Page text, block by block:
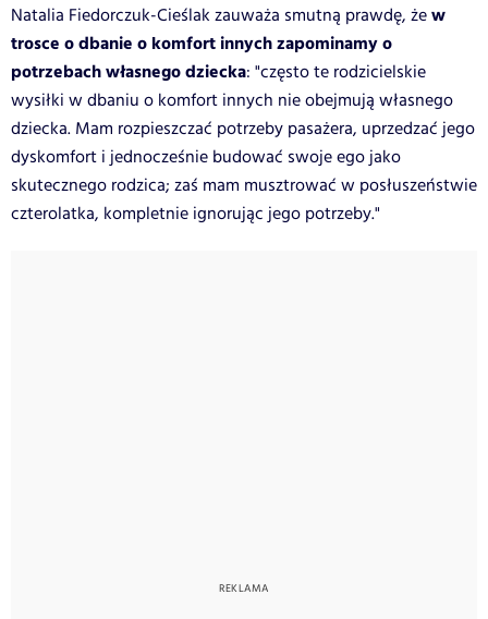
Natalia Fiedorczuk-Cieślak zauważa smutną prawdę, żew
trosce o dbanie o komfort innych zapominamy o
potrzebach własnego dziecka: "często te rodzicielskie
wysiłki w dbaniu o komfort innych nie obejmują własnego
dziecka. Mam rozpieszczać potrzeby pasażera, uprzedzać jego
dyskomfort i jednocześnie budować swoje ego jako
skutecznego rodzica; zaś mam musztrować w posłuszeństwie
czterolatka, kompletnie ignorując jego potrzeby."